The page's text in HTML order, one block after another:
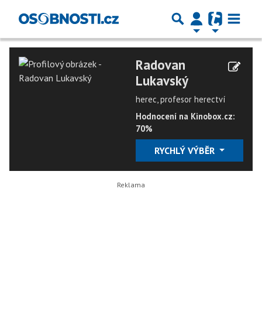
Radovan
Lukavský
herec, profesor herectví
Hodnocení na Kinobox.cz:
70%
RYCHLÝ VÝBĚR